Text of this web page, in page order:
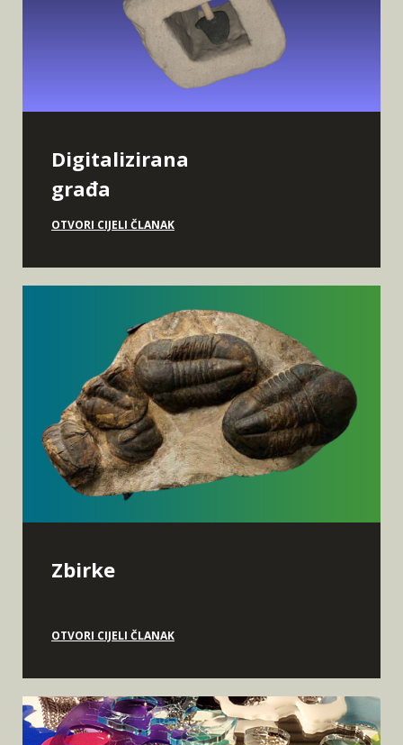
Digitalizirana
građa
OTVORI CIJELI ČLANAK
Zbirke
OTVORI CIJELI ČLANAK